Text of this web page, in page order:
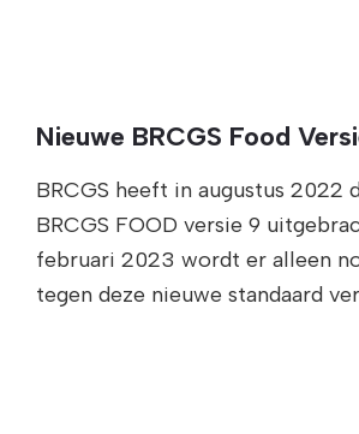
Nieuwe BRCGS Food
BRCGS heeft in augustus 2022
BRCGS FOOD versie 9
februari 2023 wordt er alleen
tegen deze nieuwe standaard